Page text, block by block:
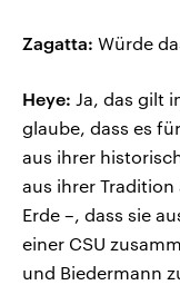
Zagatta: Würde
Heye: Ja, das gilt
glaube, dass es
aus ihrer
aus ihrer
Erde –, dass sie
einer CSU
und Biedermann